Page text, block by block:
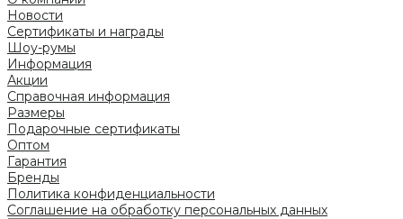
Новости
Сертификаты и награды
Шоу-румы
Информация
Акции
Справочная информация
Размеры
Подарочные сертификаты
Оптом
Гарантия
Бренды
Политика конфиденциальности
Соглашение на обработку персональных данных